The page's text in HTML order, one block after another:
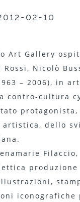
02-10
Art Gallery
Nicolò
– 2006), in
cultura
dello